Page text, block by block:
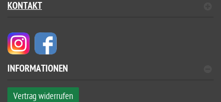
KONTAKT
INFORMATIONEN
Vertrag widerrufen